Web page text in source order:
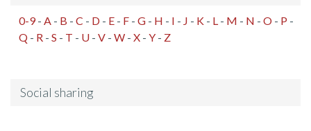
0-9- A - B - C - D - E - F - G - H - I - J - K - L - M - N - O - P -
Q - R - S - T - U - V - W - X - Y - Z
Social sharing